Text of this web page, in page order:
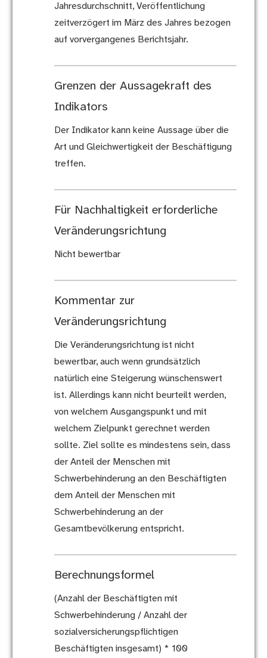
Jahresdurchschnitt, Veröffentlichung
zeitverzögert im März des Jahres bezogen
auf vorvergangenes Berichtsjahr.
Grenzen der Aussagekraft des
Indikators
Der Indikator kann keine Aussage über die
Art und Gleichwertigkeit der Beschäftigung
treffen.
Für Nachhaltigkeit erforderliche
Veränderungsrichtung
Nicht bewertbar
Kommentar zur
Veränderungsrichtung
Die Veränderungsrichtung ist nicht
bewertbar, auch wenn grundsätzlich
natürlich eine Steigerung wünschenswert
ist. Allerdings kann nicht beurteilt werden,
von welchem Ausgangspunkt und mit
welchem Zielpunkt gerechnet werden
sollte. Ziel sollte es mindestens sein, dass
der Anteil der Menschen mit
Schwerbehinderung an den Beschäftigten
dem Anteil der Menschen mit
Schwerbehinderung an der
Gesamtbevölkerung entspricht.
Berechnungsformel
(Anzahl der Beschäftigten mit
Schwerbehinderung / Anzahl der
sozialversicherungspflichtigen
Beschäftigten insgesamt) * 100